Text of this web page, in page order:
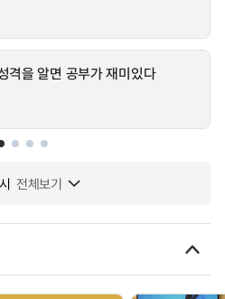
격을 알면 공부가 재미있다
전체보기